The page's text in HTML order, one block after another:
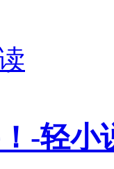
-轻小